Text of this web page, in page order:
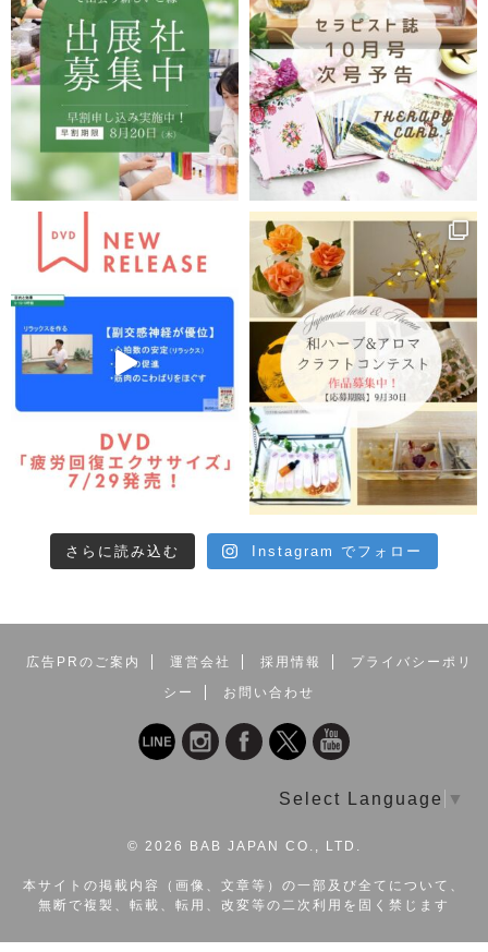
さらに読み込む Instagram でフォロー
広告PRのご案内 運営会社 採用情報
プライバシーポリ
シー
お問い合わせ
Select Language ▼
© 2026 BAB JAPAN CO., LTD.
本サイトの掲載内容（画像、文章等）の一部及び全てについて、
無断で複製、転載、転用、改変等の二次利用を固く禁じます